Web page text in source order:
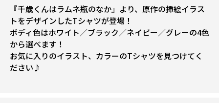
『千歳くんはラムネ瓶のなか』より、原作の挿絵イラス
トをデザインしたTシャツが登場！
ボディ色はホワイト／ブラック／ネイビー／グレーの4色
から選べます！
お気に入りのイラスト、カラーのTシャツを見つけてく
ださい♪